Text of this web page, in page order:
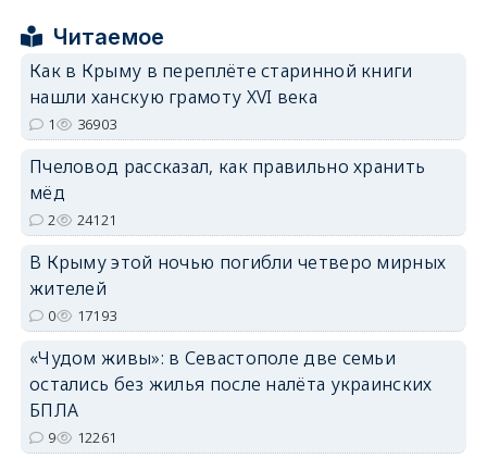
erid: 2SDnjdvhGXG
Читаемое
Как в Крыму в переплёте старинной книги
нашли ханскую грамоту XVI века
1 36903
Пчеловод рассказал, как правильно хранить
мёд
2 24121
В Крыму этой ночью погибли четверо мирных
жителей
0 17193
«Чудом живы»: в Севастополе две семьи
остались без жилья после налёта украинских
БПЛА
9 12261